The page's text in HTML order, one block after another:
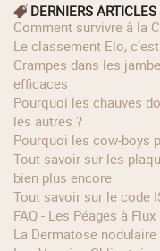
DERNIERS ARTICLES
Comment survivre à la
Le classement Elo,
Crampes dans les jambes : principales causes et solutions
efficaces
Pourquoi les chauves doivent se méfier du soleil bien plus que
les autres ?
Pourquoi les cow‑boys
Tout savoir sur les plaques d'immatriculation françaises et
bien plus encore
Tout savoir sur le code
FAQ - Les Péages à
La Dermatose